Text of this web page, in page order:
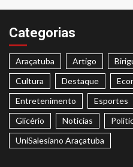
Categorias
Araçatuba Artigo
Cultura
Destaque
Entretenimento
Esportes
Glicério
Notícias
UniSalesiano Araçatuba